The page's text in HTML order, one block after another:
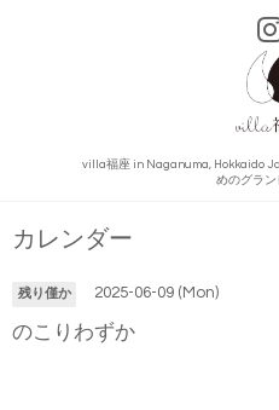
villa福座 in Naganuma, Hokkaido
めのグラン
カレンダー
残り僅か 2025-06-09 (Mon)
のこりわずか